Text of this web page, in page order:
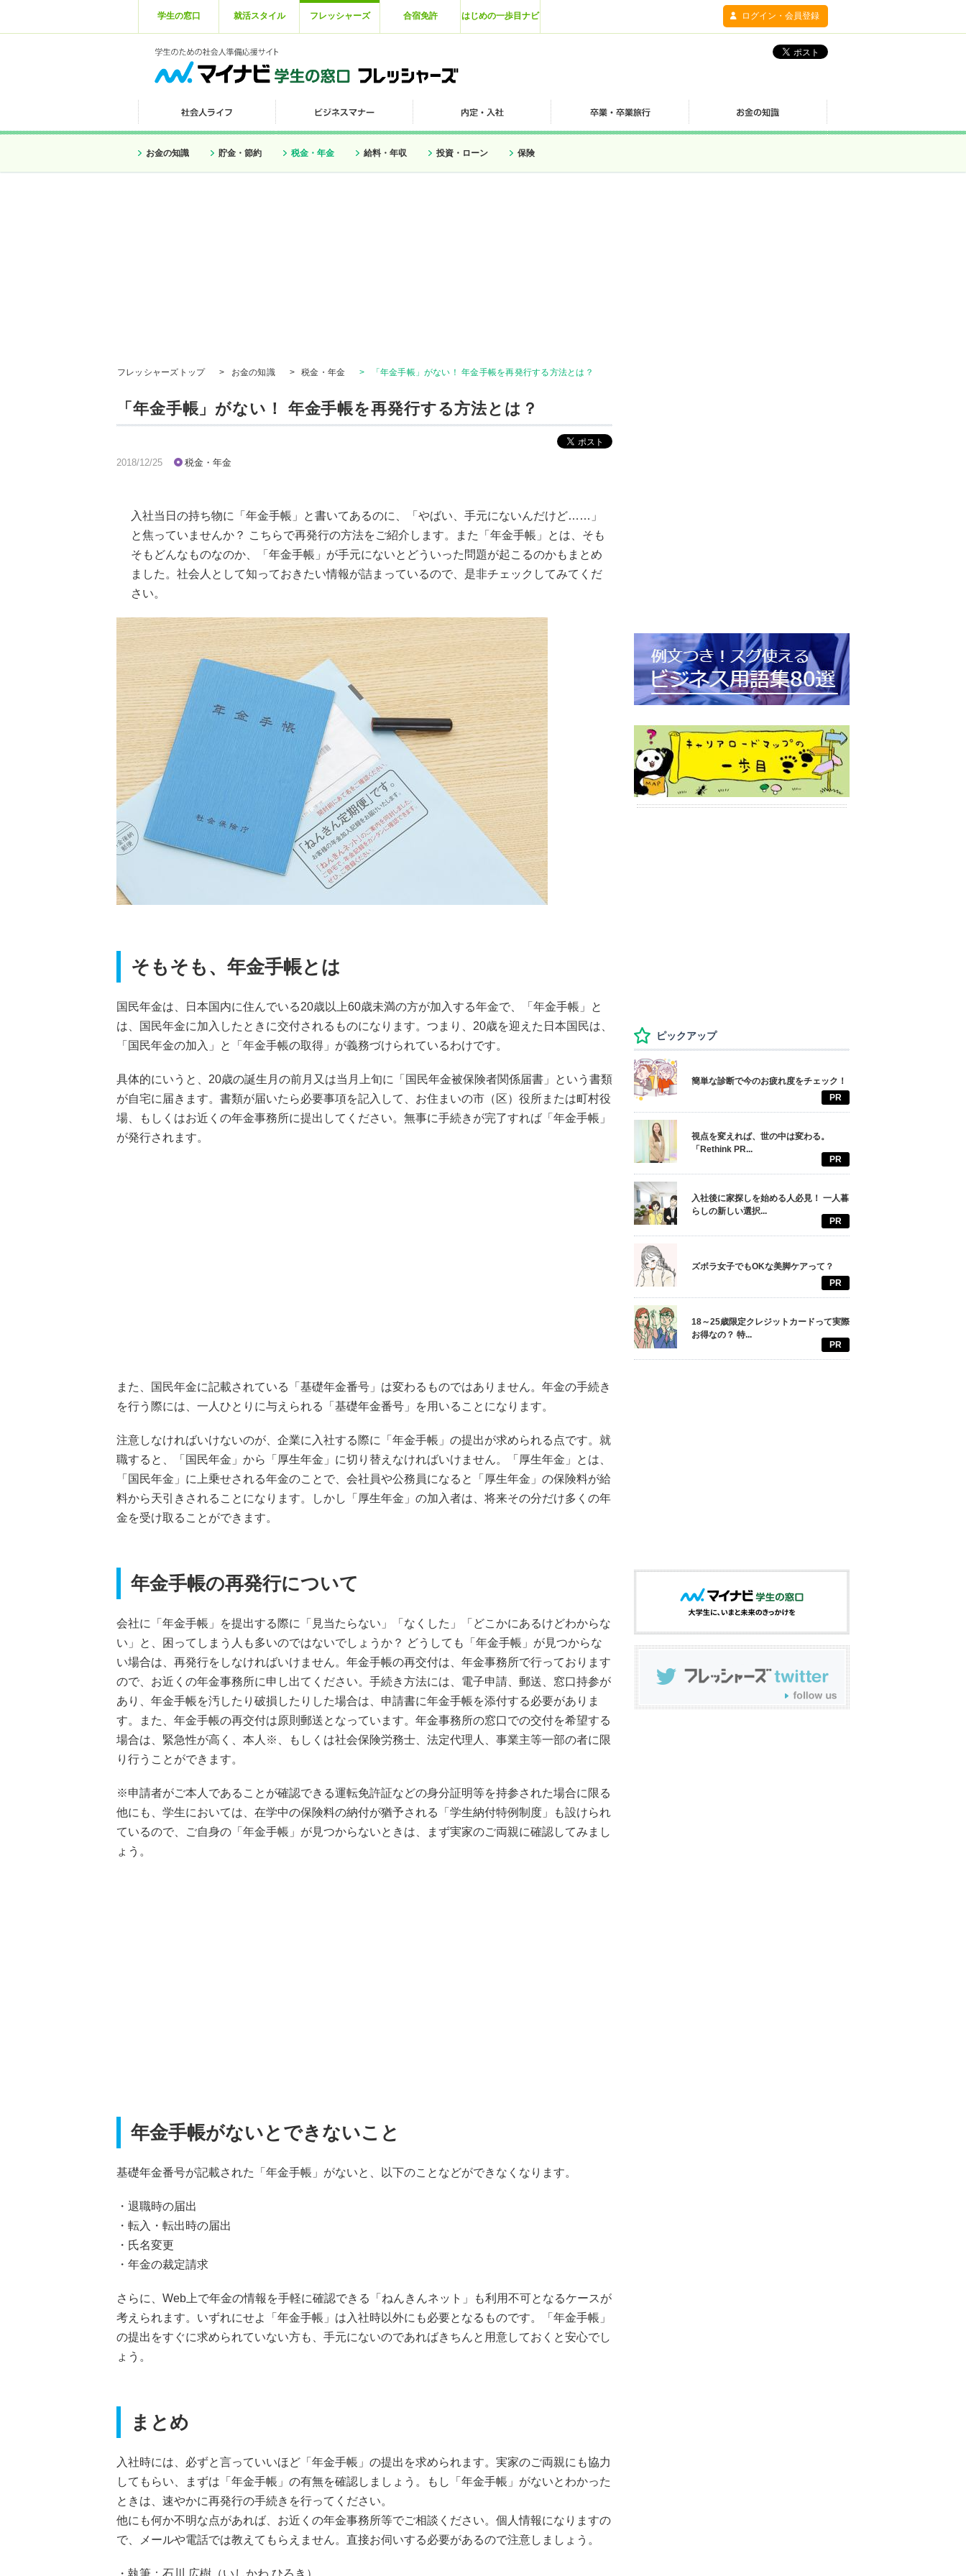
学生の窓口 就活スタイル フレッシャーズ 合宿免許 はじめの一歩目ナビ ログイン・会員登録
お金の知識 貯金・節約 税金・年金 給料・年収 投資・ローン 保険
フレッシャーズトップ > お金の知識 > 税金・年金 > 「年金手帳」がない！ 年金手帳を再発行する方法とは？
「年金手帳」がない！ 年金手帳を再発行する方法とは？
2018/12/25 税金・年金
入社当日の持ち物に「年金手帳」と書いてあるのに、「やばい、手元にないんだけど……」
と焦っていませんか？ こちらで再発行の方法をご紹介します。また「年金手帳」とは、そも
そもどんなものなのか、「年金手帳」が手元にないとどういった問題が起こるのかもまとめ
ました。社会人として知っておきたい情報が詰まっているので、是非チェックしてみてくだ
さい。
そもそも、年金手帳とは
国民年金は、日本国内に住んでいる20歳以上60歳未満の方が加入する年金で、「年金手帳」と
は、国民年金に加入したときに交付されるものになります。つまり、20歳を迎えた日本国民は、
「国民年金の加入」と「年金手帳の取得」が義務づけられているわけです。
具体的にいうと、20歳の誕生月の前月又は当月上旬に「国民年金被保険者関係届書」という書類
が自宅に届きます。書類が届いたら必要事項を記入して、お住まいの市（区）役所または町村役
場、もしくはお近くの年金事務所に提出してください。無事に手続きが完了すれば「年金手帳」
が発行されます。
また、国民年金に記載されている「基礎年金番号」は変わるものではありません。年金の手続き
を行う際には、一人ひとりに与えられる「基礎年金番号」を用いることになります。
注意しなければいけないのが、企業に入社する際に「年金手帳」の提出が求められる点です。就
職すると、「国民年金」から「厚生年金」に切り替えなければいけません。「厚生年金」とは、
「国民年金」に上乗せされる年金のことで、会社員や公務員になると「厚生年金」の保険料が給
料から天引きされることになります。しかし「厚生年金」の加入者は、将来その分だけ多くの年
金を受け取ることができます。
年金手帳の再発行について
会社に「年金手帳」を提出する際に「見当たらない」「なくした」「どこかにあるけどわからな
い」と、困ってしまう人も多いのではないでしょうか？ どうしても「年金手帳」が見つからな
い場合は、再発行をしなければいけません。年金手帳の再交付は、年金事務所で行っております
ので、お近くの年金事務所に申し出てください。手続き方法には、電子申請、郵送、窓口持参が
あり、年金手帳を汚したり破損したりした場合は、申請書に年金手帳を添付する必要がありま
す。また、年金手帳の再交付は原則郵送となっています。年金事務所の窓口での交付を希望する
場合は、緊急性が高く、本人※、もしくは社会保険労務士、法定代理人、事業主等一部の者に限
り行うことができます。
※申請者がご本人であることが確認できる運転免許証などの身分証明等を持参された場合に限る
他にも、学生においては、在学中の保険料の納付が猶予される「学生納付特例制度」も設けられ
ているので、ご自身の「年金手帳」が見つからないときは、まず実家のご両親に確認してみまし
ょう。
年金手帳がないとできないこと
基礎年金番号が記載された「年金手帳」がないと、以下のことなどができなくなります。
・退職時の届出
・転入・転出時の届出
・氏名変更
・年金の裁定請求
さらに、Web上で年金の情報を手軽に確認できる「ねんきんネット」も利用不可となるケースが
考えられます。いずれにせよ「年金手帳」は入社時以外にも必要となるものです。「年金手帳」
の提出をすぐに求められていない方も、手元にないのであればきちんと用意しておくと安心でし
ょう。
まとめ
入社時には、必ずと言っていいほど「年金手帳」の提出を求められます。実家のご両親にも協力
してもらい、まずは「年金手帳」の有無を確認しましょう。もし「年金手帳」がないとわかった
ときは、速やかに再発行の手続きを行ってください。
他にも何か不明な点があれば、お近くの年金事務所等でご相談ください。個人情報になりますの
で、メールや電話では教えてもらえません。直接お伺いする必要があるので注意しましょう。
・執筆：石川 広樹（いしかわ ひろき）
ピックアップ
簡単な診断で今のお疲れ度をチェック！
PR
視点を変えれば、世の中は変わる。
「Rethink PR...
PR
入社後に家探しを始める人必見！ 一人暮
らしの新しい選択...
PR
ズボラ女子でもOKな美脚ケアって？
PR
18～25歳限定クレジットカードって実際
お得なの？ 特...
PR